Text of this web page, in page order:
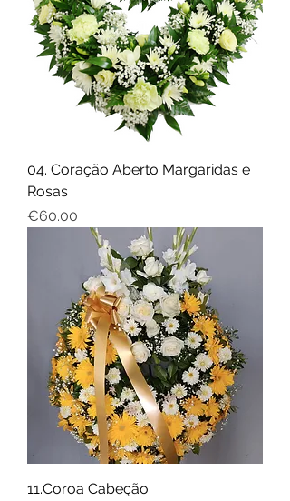
04. Coração Aberto Margaridas e
Rosas
Price
€60.00
11.Coroa Cabeção